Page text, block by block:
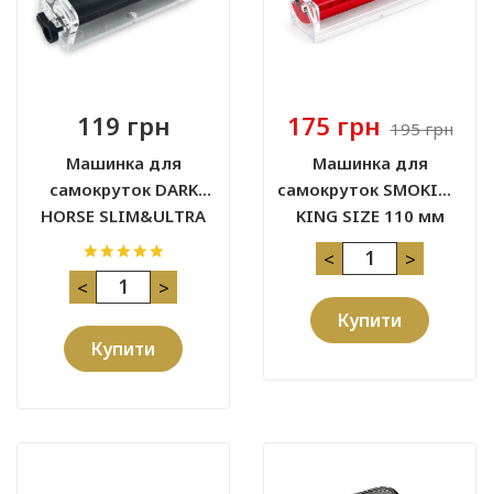
119 грн
Машинка для
самокруток DARK
HORSE SLIM&ULTRA
SLIM 78 MM
< >
Купити
175 грн 195 грн
Машинка для
самокруток SMOKING
KING SIZE 110 мм
< >
Купити